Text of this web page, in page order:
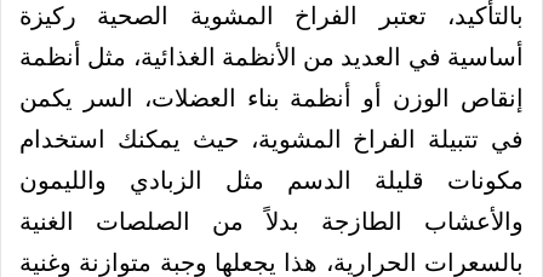
بالتأكيد، تعتبر الفراخ المشوية الصحية ركيزة
أساسية في العديد من الأنظمة الغذائية، مثل أنظمة
إنقاص الوزن أو أنظمة بناء العضلات، السر يكمن
في تتبيلة الفراخ المشوية، حيث يمكنك استخدام
مكونات قليلة الدسم مثل الزبادي والليمون
والأعشاب الطازجة بدلاً من الصلصات الغنية
بالسعرات الحرارية، هذا يجعلها وجبة متوازنة وغنية